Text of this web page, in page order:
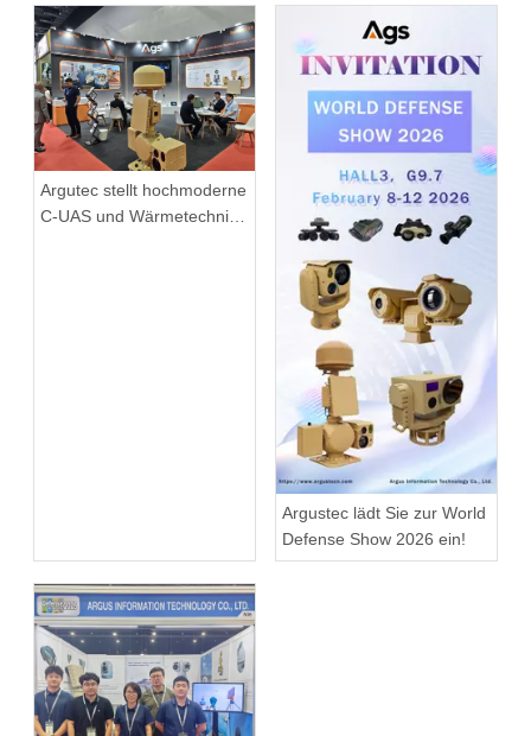
Argutec stellt hochmoderne
C-UAS und Wärmetechnik
Argustec lädt Sie zur World
Defense Show 2026 ein!